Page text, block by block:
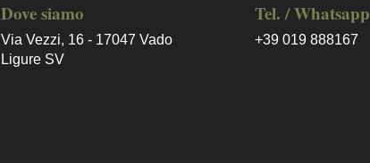
Dove siamo
Via Vezzi, 16 - 17047 Vado
Ligure SV
Tel. / Whatsapp
+39 019 888167